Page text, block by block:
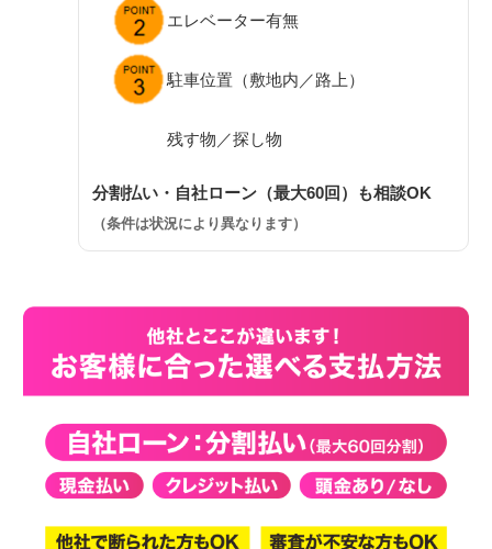
エレベーター有無
駐車位置（敷地内／路上）
残す物／探し物
分割払い・自社ローン（最大60回）も相談OK
（条件は状況により異なります）